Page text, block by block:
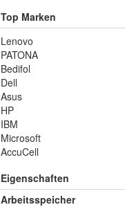
Top Marken
Lenovo
PATONA
Bedifol
Dell
Asus
HP
IBM
Microsoft
AccuCell
Eigenschaften
Arbeitsspeicher